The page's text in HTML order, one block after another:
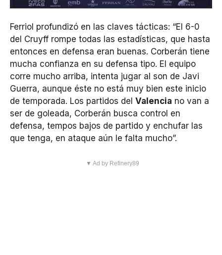
Ferriol profundizó en las claves tácticas: “El 6-0
del Cruyff rompe todas las estadísticas, que hasta
entonces en defensa eran buenas. Corberán tiene
mucha confianza en su defensa tipo. El equipo
corre mucho arriba, intenta jugar al son de Javi
Guerra, aunque éste no está muy bien este inicio
de temporada. Los partidos del Valencia no van a
ser de goleada, Corberán busca control en
defensa, tempos bajos de partido y enchufar las
que tenga, en ataque aún le falta mucho”.
▼ Ad by Refinery89